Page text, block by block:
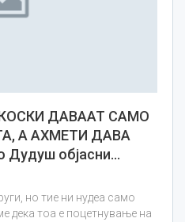
ДАВААТ САМО
А АХМЕТИ ДАВА
објасни…
но тие ни нудеа само
дека тоа е поцетнување на